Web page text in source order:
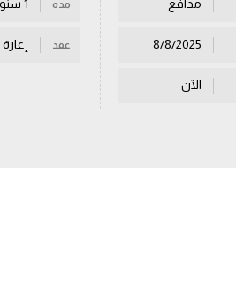
مدافع
الآن
مده
عقد إعارة